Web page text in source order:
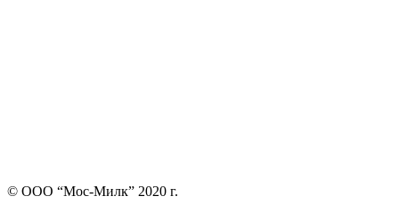
© ООО “Мос-Милк” 2020 г.